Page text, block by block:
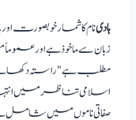
ہادینام کا شمار خوبصورت
زبان سے ماخوذ ہے اور
مطلب ہے "راستہ دکھانے
اسلامی تناظر میں
صفاتی ناموں میں شامل